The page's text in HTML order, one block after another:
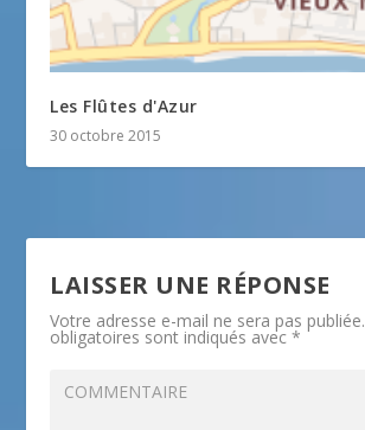
Les Flûtes d'Azur
30 octobre 2015
LAISSER UNE RÉPONSE
Votre adresse e-mail ne sera pas publiée.
obligatoires sont indiqués avec*